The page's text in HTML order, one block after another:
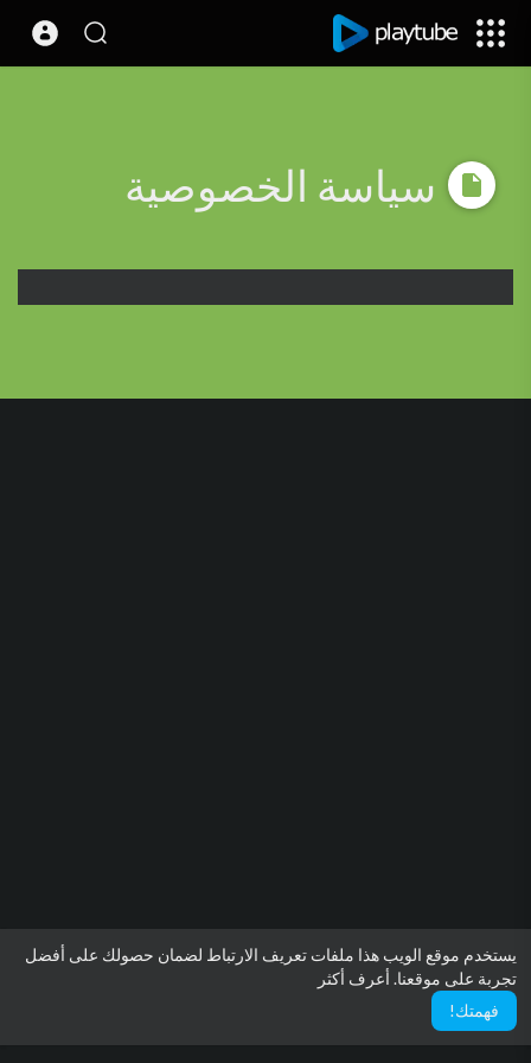
يستخدم موقع الويب هذا ملفات تعريف الارتباط لضمان حصولك على أفضل
تجربة على موقعنا. أعرف أكثر
فهمتك!
سياسة الخصوصية